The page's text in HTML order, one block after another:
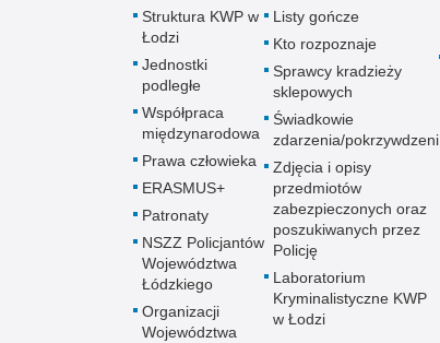
Struktura KWP w
Łodzi
Jednostki
podległe
Współpraca
międzynarodowa
Prawa człowieka
ERASMUS+
Patronaty
NSZZ Policjantów
Województwa
Łódzkiego
Organizacji
Województwa
Listy gończe
Kto rozpoznaje
Sprawcy kradzieży
sklepowych
Świadkowie
zdarzenia/pokrzywdzeni
Zdjęcia i opisy
przedmiotów
zabezpieczonych oraz
poszukiwanych przez
Policję
Laboratorium
Kryminalistyczne KWP
w Łodzi